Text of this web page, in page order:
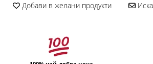
Добави в желани продукти